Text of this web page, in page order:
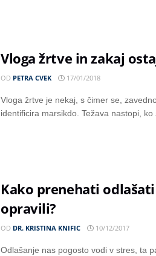
Vloga žrtve in zakaj
OD PETRA CVEK 17/01/2018
Vloga žrtve je nekaj, s čimer se,
identificira marsikdo. Težava nastopi, ko
Kako prenehati
opravili?
OD DR. KRISTINA KNIFIC 10/12/2017
Odlašanje nas pogosto vodi v stres, ta